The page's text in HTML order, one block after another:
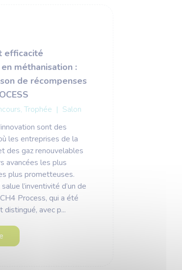
efficacité
méthanisation :
de récompenses
Trophée | Salon
sont des
les entreprises de la
des gaz renouvelables
avancées les plus
plus prometteuses.
salue l’inventivité d’un de
Process, qui a été
distingué, avec p...